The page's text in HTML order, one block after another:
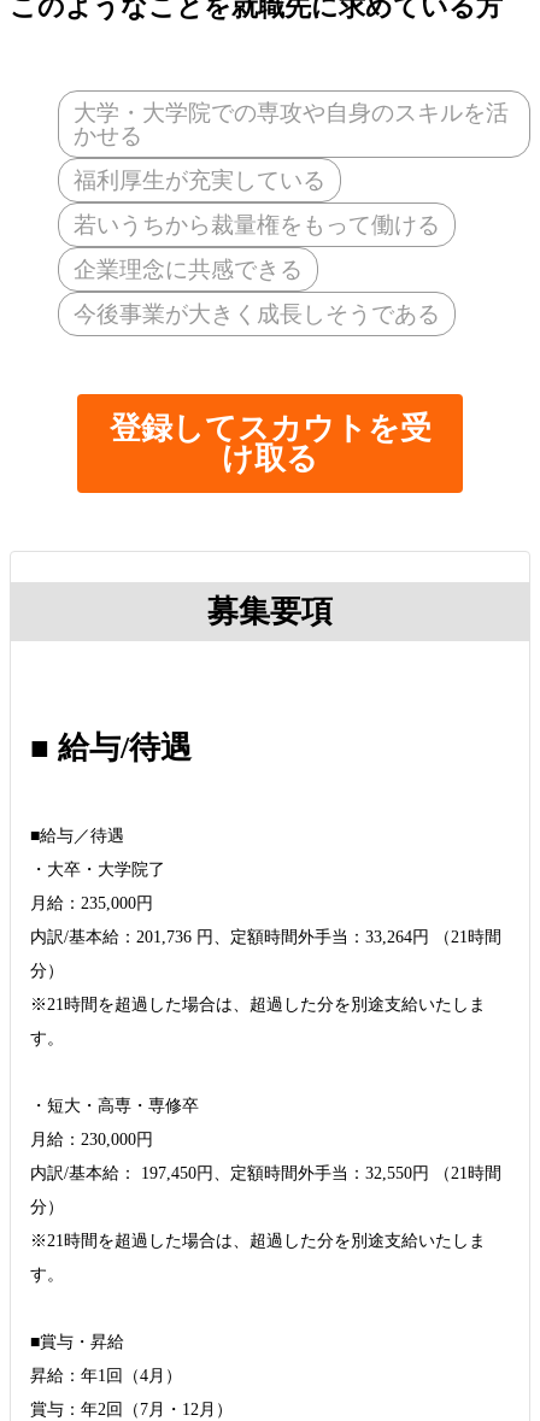
このようなことを就職先に求めている方
大学・大学院での専攻や自身のスキルを活
かせる
福利厚生が充実している
若いうちから裁量権をもって働ける
企業理念に共感できる
今後事業が大きく成長しそうである
登録してスカウトを受
け取る
募集要項
■ 給与/待遇
■給与／待遇
・大卒・大学院了
月給：235,000円
内訳/基本給：201,736 円、定額時間外手当：33,264円 （21時間
分）
※21時間を超過した場合は、超過した分を別途支給いたしま
す。
・短大・高専・専修卒
月給：230,000円
内訳/基本給： 197,450円、定額時間外手当：32,550円 （21時間
分）
※21時間を超過した場合は、超過した分を別途支給いたしま
す。
■賞与・昇給
昇給：年1回（4月）
賞与：年2回（7月・12月）